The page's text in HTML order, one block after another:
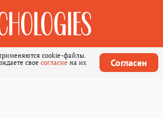
cookie-файлы.
свое согласие на их
Согласен